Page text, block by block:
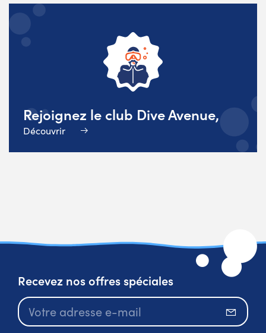
Rejoignez le club Dive Avenue,
Découvrir
Recevez nos offres spéciales